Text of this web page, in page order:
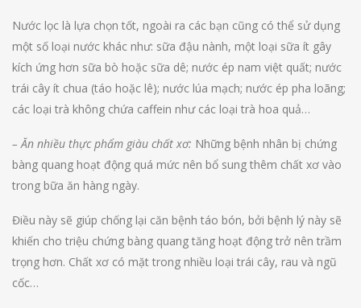
Nước lọc là lựa chọn tốt, ngoài ra các bạn cũng có thể sử dụng
một số loại nước khác như: sữa đậu nành, một loại sữa ít gây
kích ứng hơn sữa bò hoặc sữa dê; nước ép nam việt quất; nước
trái cây ít chua (táo hoặc lê); nước lúa mạch; nước ép pha loãng;
các loại trà không chứa caffein như các loại trà hoa quả…
– Ăn nhiều thực phẩm giàu chất xơ: Những bệnh nhân bị chứng
bàng quang hoạt động quá mức nên bổ sung thêm chất xơ vào
trong bữa ăn hàng ngày.
Điều này sẽ giúp chống lại căn bệnh táo bón, bởi bệnh lý này sẽ
khiến cho triệu chứng bàng quang tăng hoạt động trở nên trầm
trọng hơn. Chất xơ có mặt trong nhiều loại trái cây, rau và ngũ
cốc…